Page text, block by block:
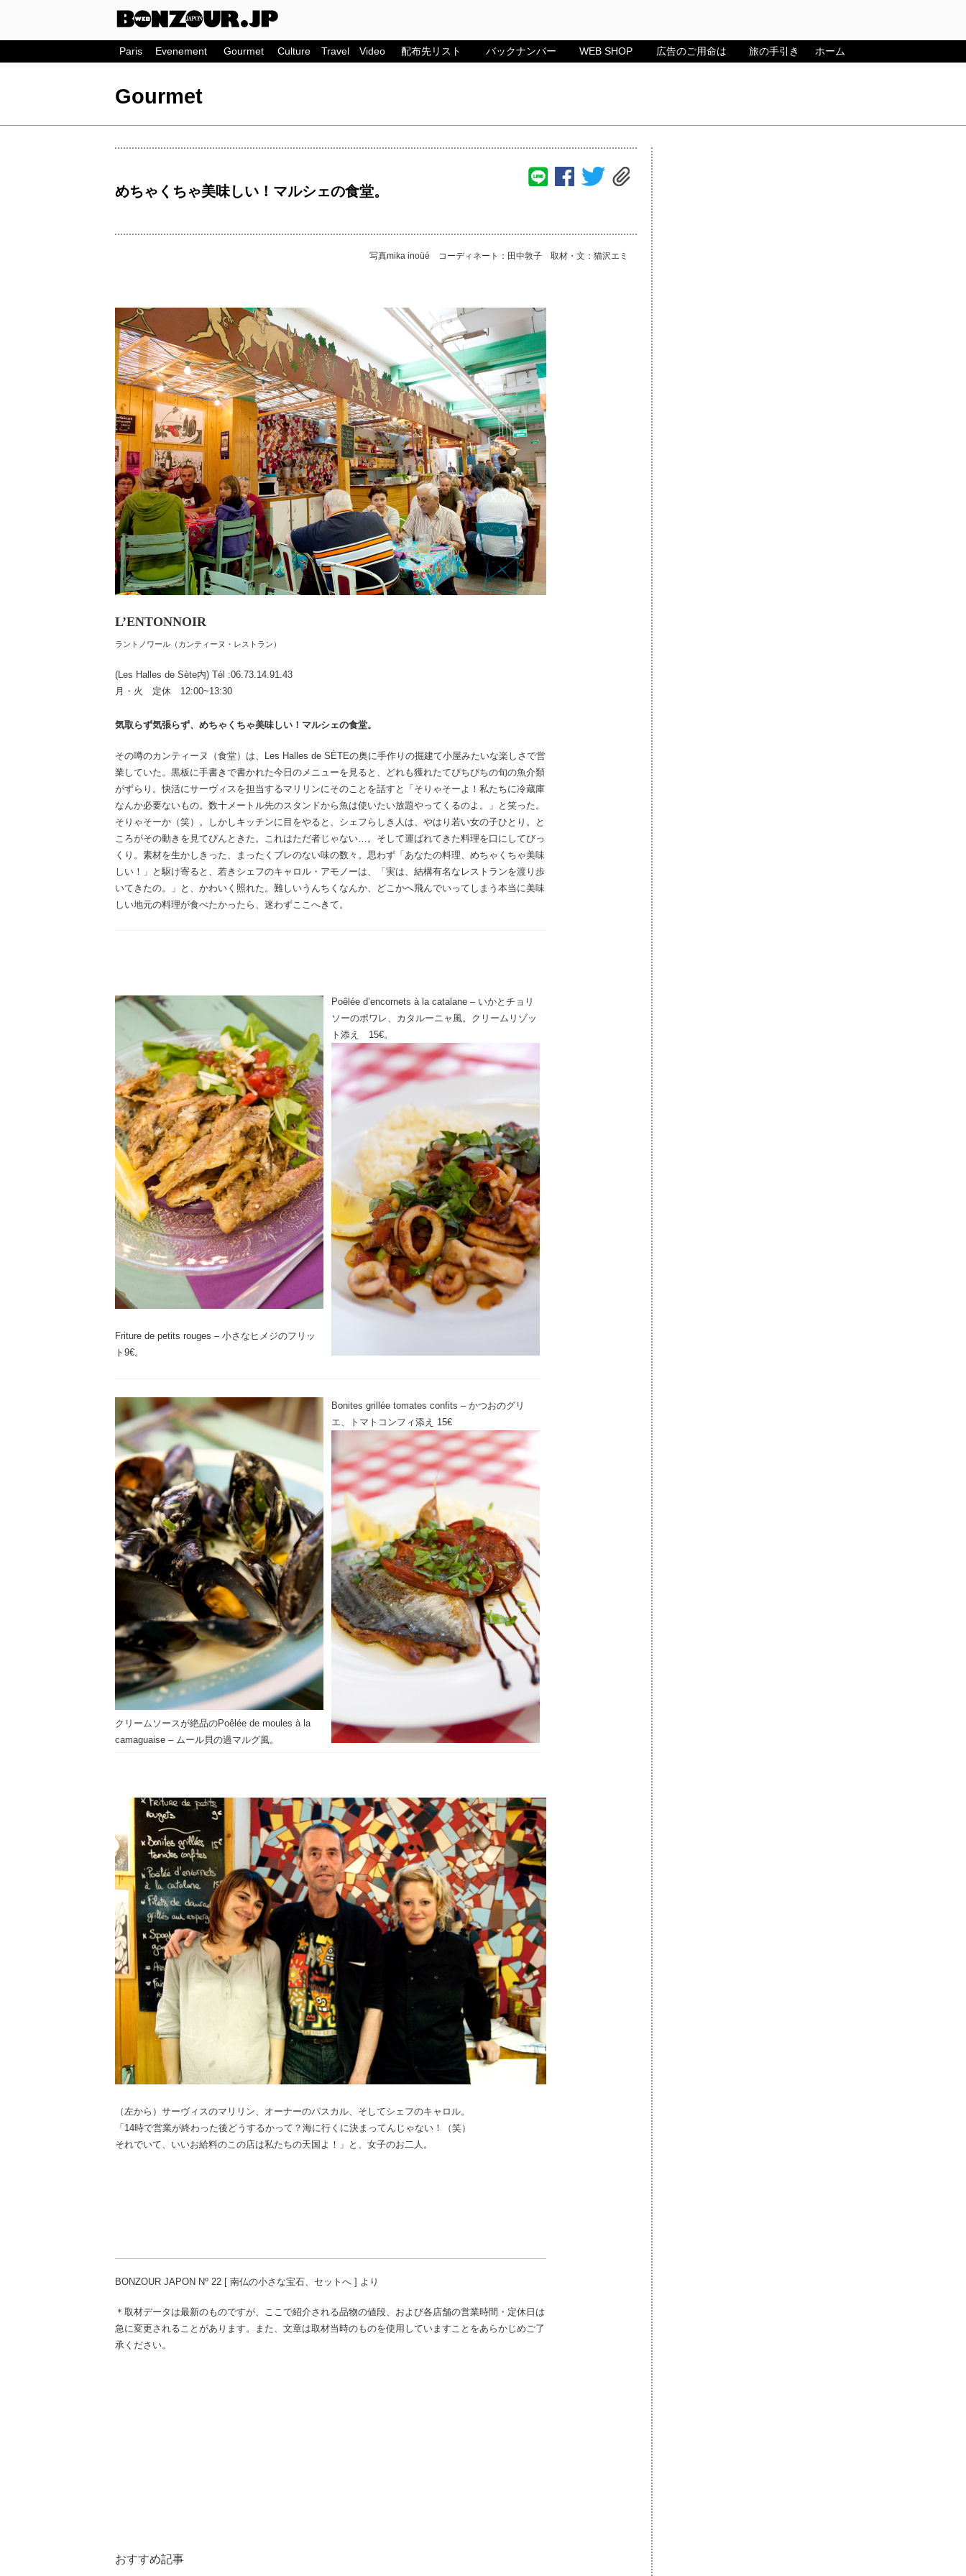
テ
ン
キ
Paris Evenement Gourmet Culture Travel Video 配布先リスト バックナンバー WEB SHOP 広告のご用命は 旅の手引き ホーム
Gourmet
めちゃくちゃ美味しい！マルシェの食堂。
写真mika inoüé コーディネート：田中敦子 取材・文：猫沢エミ
L’ENTONNOIR
ラントノワール（カンティーヌ・レストラン）
(Les Halles de Sète内) Tél :06.73.14.91.43
月・火 定休 12:00~13:30
気取らず気張らず、めちゃくちゃ美味しい！マルシェの食堂。
その噂のカンティーヌ（食堂）は、Les Halles de SÈTEの奥に手作りの掘建て小屋みたいな楽しさで営
業していた。黒板に手書きで書かれた今日のメニューを見ると、どれも獲れたてぴちぴちの旬の魚介類
がずらり。快活にサーヴィスを担当するマリリンにそのことを話すと「そりゃそーよ！私たちに冷蔵庫
なんか必要ないもの。数十メートル先のスタンドから魚は使いたい放題やってくるのよ。」と笑った。
そりゃそーか（笑）。しかしキッチンに目をやると、シェフらしき人は、やはり若い女の子ひとり。と
ころがその動きを見てぴんときた。これはただ者じゃない…。そして運ばれてきた料理を口にしてびっ
くり。素材を生かしきった、まったくブレのない味の数々。思わず「あなたの料理、めちゃくちゃ美味
しい！」と駆け寄ると、若きシェフのキャロル・アモノーは、「実は、結構有名なレストランを渡り歩
いてきたの。」と、かわいく照れた。難しいうんちくなんか、どこかへ飛んでいってしまう本当に美味
しい地元の料理が食べたかったら、迷わずここへきて。
Friture de petits rouges – 小さなヒメジのフリッ
ト9€。
Poêlée d’encornets à la catalane – いかとチョリ
ソーのポワレ、カタルーニャ風。クリームリゾッ
ト添え 15€。
クリームソースが絶品のPoêlée de moules à la
camaguaise – ムール貝の過マルグ風。
Bonites grillée tomates confits – かつおのグリ
エ、トマトコンフィ添え 15€
（左から）サーヴィスのマリリン、オーナーのパスカル、そしてシェフのキャロル。
「14時で営業が終わった後どうするかって？海に行くに決まってんじゃない！（笑）
それでいて、いいお給料のこの店は私たちの天国よ！」と、女子のお二人。
BONZOUR JAPON Nº 22 [ 南仏の小さな宝石、セットへ ] より
＊取材データは最新のものですが、ここで紹介される品物の値段、および各店舗の営業時間・定休日は
急に変更されることがあります。また、文章は取材当時のものを使用していますことをあらかじめご了
承ください。
おすすめ記事